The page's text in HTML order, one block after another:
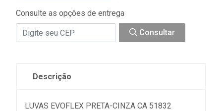
Consulte as opções de entrega
Consultar
Descrição
LUVAS EVOFLEX PRETA-CINZA CA 51832